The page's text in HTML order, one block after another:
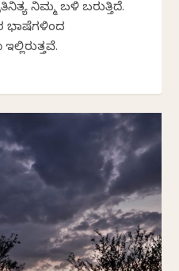
ನಿಮ್ಮ ಬಳಿ ಬರುತ್ತಿದೆ.
ಭಾಷೆಗಳಿಂದ